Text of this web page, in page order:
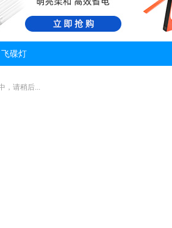
飞碟灯
，请稍后...